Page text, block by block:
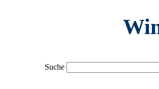
Suche